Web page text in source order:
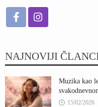
NAJNOVIJI
Muzika kao
15/02/2026